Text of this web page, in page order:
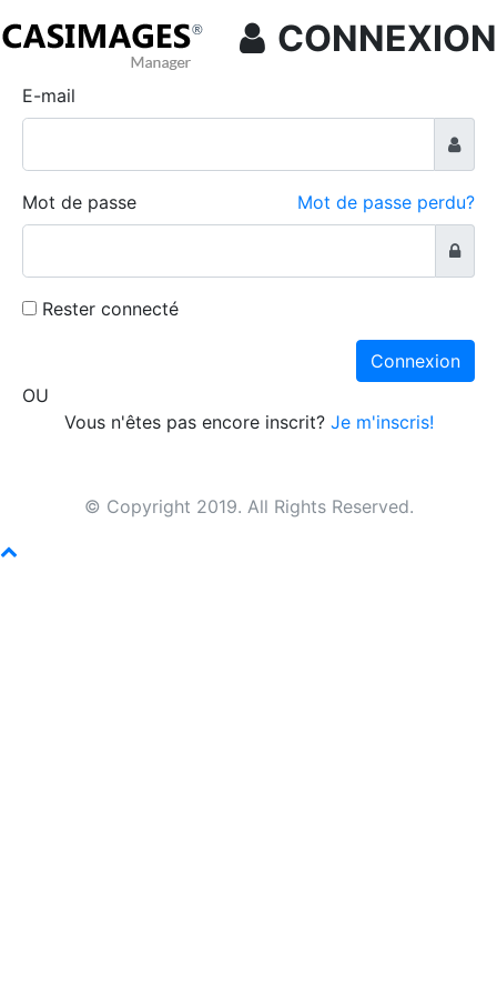
CONNEXION
E-mail
Mot de passe Mot de passe perdu?
Rester connecté
Connexion
OU
Vous n'êtes pas encore inscrit? Je m'inscris!
© Copyright 2019. All Rights Reserved.